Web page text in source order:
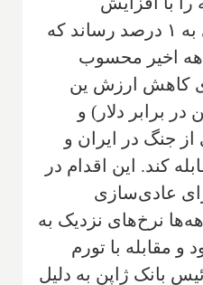
یک‌چهارم واحد درصدی به ۱ درصد رساند که
اخیر محسوب
کاهش ارزش ین
به حدود ۱۶۰ ین در برابر دلار) و
جنگ در ایران و
کند. این اقدام در
عادی‌سازی
نرخ‌های نزدیک به
مقابله با تورم
بانک ژاپن به دلیل